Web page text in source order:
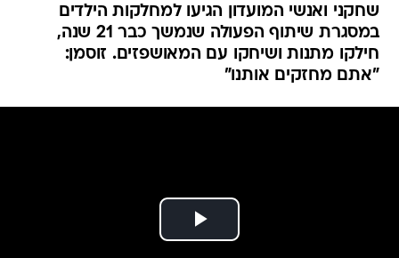
שחקני ואנשי המועדון הגיעו למחלקות הילדים
במסגרת שיתוף הפעולה שנמשך כבר 21 שנה,
חילקו מתנות ושיחקו עם המאושפזים. זוסמן:
"אתם מחזקים אותנו"